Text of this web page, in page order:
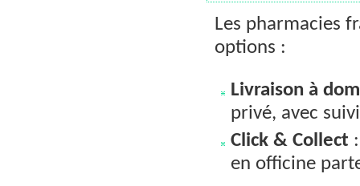
Les pharmacies
options :
Livraison à
privé, avec
Click & Collect
en officine